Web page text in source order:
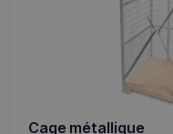
Cage métallique